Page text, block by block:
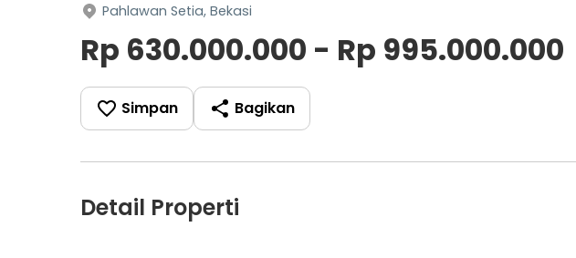
Pahlawan Setia, Bekasi
Rp 630.000.000 - Rp 995.000.000
Simpan Bagikan
Detail Properti